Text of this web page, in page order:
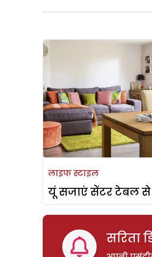
लाइफ स्टाइल
यूं सजाएं सेंटर टेबल से
सरिता